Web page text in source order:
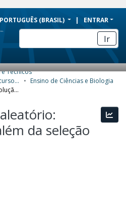
PORTUGUÊS (BRASIL) ENTRAR
Ir
Técnicos
Trabalhos de conclusão de curso de Especialização
Ensino de Ciências e Biologia
Investigando o aleatório: evolução para além da seleção natural
da seleção